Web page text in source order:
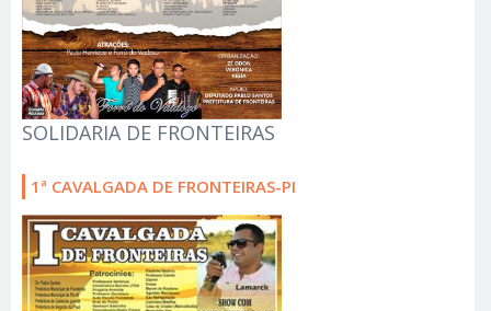
SOLIDARIA DE FRONTEIRAS
1ª CAVALGADA DE FRONTEIRAS-PI